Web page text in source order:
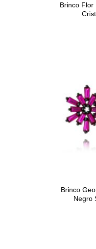
Brinco Flor
Brinco
Negro